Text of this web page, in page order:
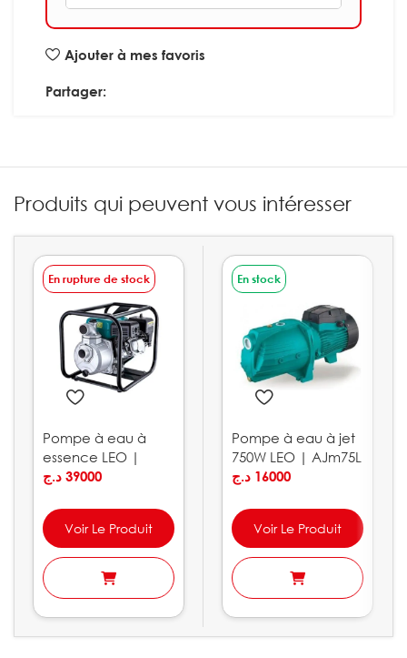
Ajouter à mes favoris
Partager:
Produits qui peuvent vous intéresser
En rupture de stock
Pompe à eau à
essence LEO |
LGP30-C
39000 د.ج
Voir Le Produit
En stock
Pompe à eau à jet
750W LEO | AJm75L
16000 د.ج
Voir Le Produit